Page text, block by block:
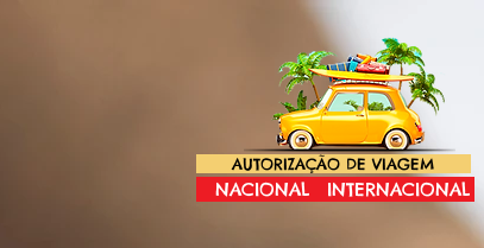
AUTORIZAÇÃO DE VIAGEM
NACIONAL INTERNACIONAL